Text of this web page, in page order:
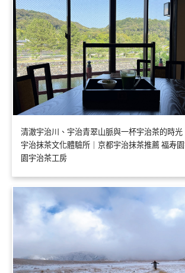
清澈宇治川、宇治青翠山脈與一杯宇治茶的時
宇治抹茶文化體驗所｜京都宇治抹茶推薦 福寿
園宇治茶工房